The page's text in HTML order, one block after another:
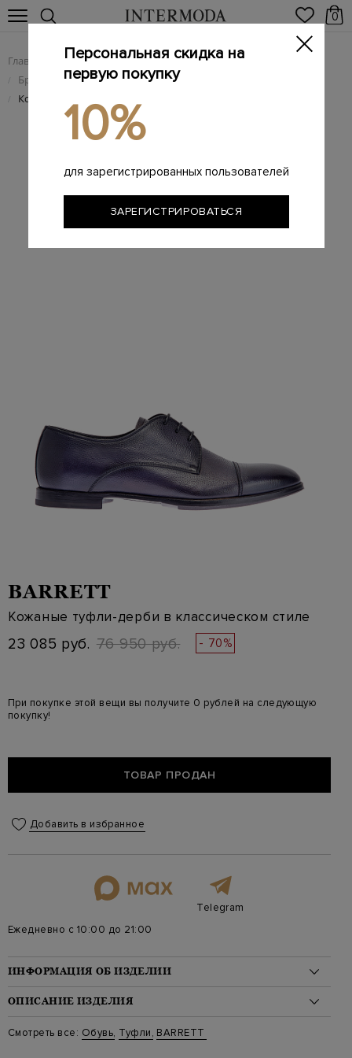
0
Главная Мужчинам / Брендовая мужская обувь
/ Брендовые мужские туфли
/ Кожаные туфли-дерби в&nbsp;классическом стиле
BARRETT
Кожаные туфли-дерби в классическом стиле
23 085 руб. 76 950 руб. - 70%
При покупке этой вещи вы получите 0 рублей на следующую
покупку!
ТОВАР ПРОДАН
Добавить в избранное
Telegram
Ежедневно с 10:00 до 21:00
ИНФОРМАЦИЯ ОБ ИЗДЕЛИИ
Материал: кожа 100%
На модели: Размер 8,5
Стиль: Дерби
Цвет: Черный
ОПИСАНИЕ ИЗДЕЛИЯ
Лаконичные туфли-дерби от Barrett созданы из мягкой
крупнозернистой кожи в черном цвете. Ручное окрашивание с
Смотреть все: Обувь, Туфли, BARRETT
Персональная скидка на
первую покупку
10%
для зарегистрированных пользователей
ЗАРЕГИСТРИРОВАТЬСЯ